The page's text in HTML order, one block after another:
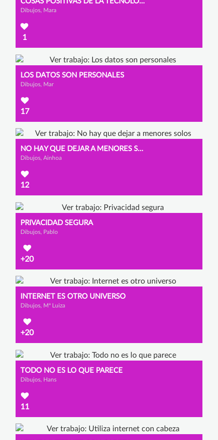
Dibujos, Mara
1
LOS DATOS SON PERSONALES
Dibujos, Mar
17
NO HAY QUE DEJAR A MENORES SOLOS
Dibujos, Ainhoa
12
PRIVACIDAD SEGURA
Dibujos, Pablo
+20
INTERNET ES OTRO UNIVERSO
Dibujos, Mª Luiza
+20
TODO NO ES LO QUE PARECE
Dibujos, Hans
11